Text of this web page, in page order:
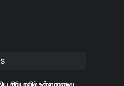
சிரியாவில் உள்ள ராணுவ